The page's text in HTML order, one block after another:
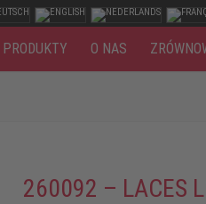
PRODUKTY O NAS
260092 – LACES